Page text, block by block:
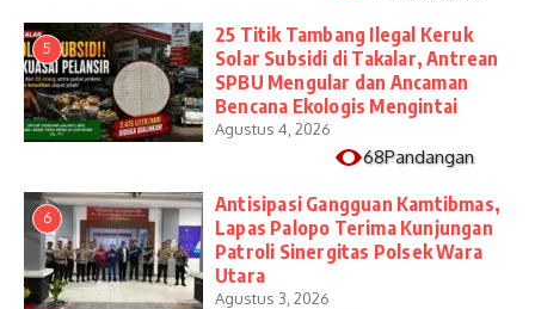
5
25 Titik Tambang Ilegal Keruk
Solar Subsidi di Takalar, Antrean
SPBU Mengular dan Ancaman
Bencana Ekologis Mengintai
Agustus 4, 2026
68Pandangan
6
Antisipasi Gangguan Kamtibmas,
Lapas Palopo Terima Kunjungan
Patroli Sinergitas Polsek Wara
Utara
Agustus 3, 2026